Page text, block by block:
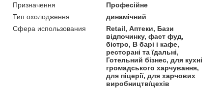
Призначення
Професійне
Тип охолодження
динамічний
Сфера использования
Retail, Аптеки, Бази
відпочинку, фаст фуд,
бістро, В барі і кафе,
ресторані та їдальні,
Готельний бізнес, для кухні
громадського харчування,
для піцерії, для харчових
виробництв/цехів